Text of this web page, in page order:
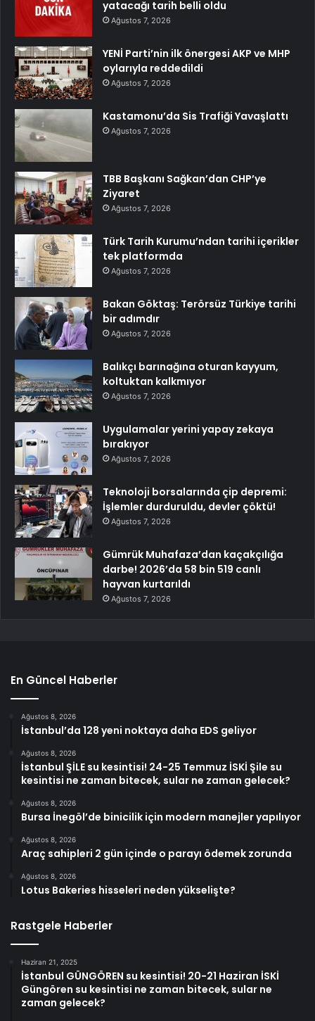
yatacağı tarih belli oldu
Ağustos 7, 2026
YENİ Parti’nin ilk önergesi AKP ve MHP
oylarıyla reddedildi
Ağustos 7, 2026
Kastamonu’da Sis Trafiği Yavaşlattı
Ağustos 7, 2026
TBB Başkanı Sağkan’dan CHP’ye
Ziyaret
Ağustos 7, 2026
Türk Tarih Kurumu’ndan tarihi içerikler
tek platformda
Ağustos 7, 2026
Bakan Göktaş: Terörsüz Türkiye tarihi
bir adımdır
Ağustos 7, 2026
Balıkçı barınağına oturan kayyum,
koltuktan kalkmıyor
Ağustos 7, 2026
Uygulamalar yerini yapay zekaya
bırakıyor
Ağustos 7, 2026
Teknoloji borsalarında çip depremi:
İşlemler durduruldu, devler çöktü!
Ağustos 7, 2026
Gümrük Muhafaza’dan kaçakçılığa
darbe! 2026’da 58 bin 519 canlı
hayvan kurtarıldı
Ağustos 7, 2026
En Güncel Haberler
Ağustos 8, 2026
İstanbul’da 128 yeni noktaya daha EDS geliyor
Ağustos 8, 2026
İstanbul ŞİLE su kesintisi! 24-25 Temmuz İSKİ Şile su
kesintisi ne zaman bitecek, sular ne zaman gelecek?
Ağustos 8, 2026
Bursa İnegöl’de binicilik için modern manejler yapılıyor
Ağustos 8, 2026
Araç sahipleri 2 gün içinde o parayı ödemek zorunda
Ağustos 8, 2026
Lotus Bakeries hisseleri neden yükselişte?
Rastgele Haberler
Haziran 21, 2025
İstanbul GÜNGÖREN su kesintisi! 20-21 Haziran İSKİ
Güngören su kesintisi ne zaman bitecek, sular ne
zaman gelecek?